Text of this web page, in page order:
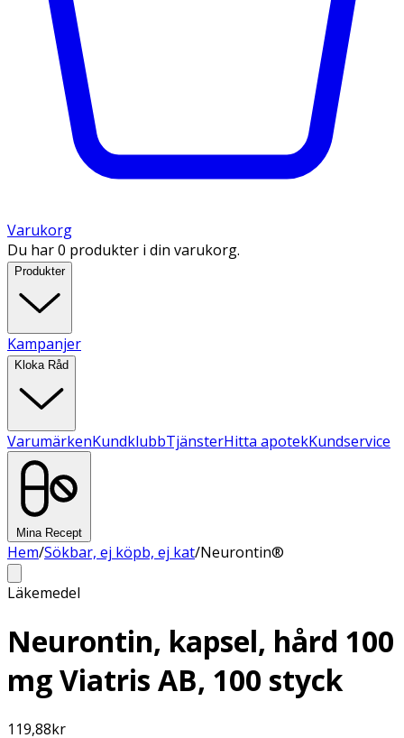
Varukorg
Du har 0 produkter i din varukorg.
Produkter
Kampanjer
Kloka Råd
VarumärkenKundklubbTjänsterHitta apotekKundservice
Mina Recept
Hem/Sökbar, ej köpb, ej kat/Neurontin®
Läkemedel
Neurontin, kapsel, hård 100
mg Viatris AB, 100 styck
119,88kr